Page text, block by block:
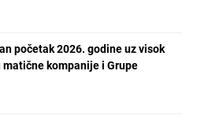
početak 2026. godine uz visok
matične kompanije i Grupe